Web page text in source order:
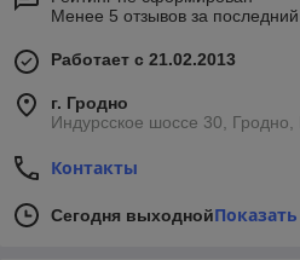
Менее 5 отзывов за последний
Работает с 21.02.2013
г. Гродно
Индурсское шоссе 30, Гродно,
Контакты
Сегодня выходной